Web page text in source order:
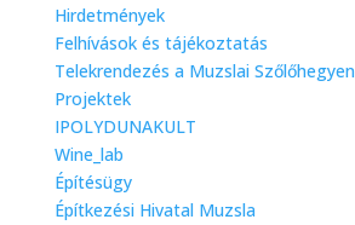
Hirdetmények
Felhívások és tájékoztatás
Telekrendezés a Muzslai Szőlőhegyen
Projektek
IPOLYDUNAKULT
Wine_lab
Építésügy
Építkezési Hivatal Muzsla